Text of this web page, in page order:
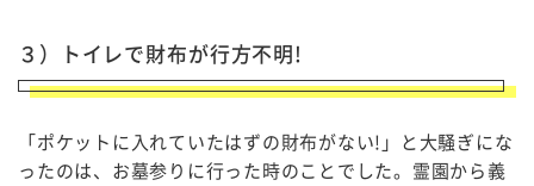
３）トイレで財布が行方不明!
「ポケットに入れていたはずの財布がない!」と大騒ぎにな
ったのは、お墓参りに行った時のことでした。霊園から義